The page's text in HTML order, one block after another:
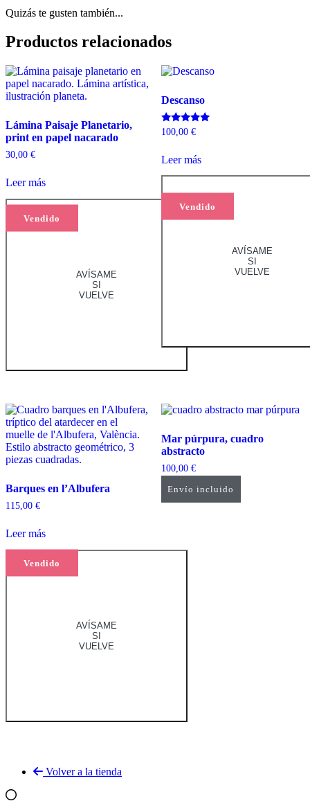
Quizás te gusten también...
Productos relacionados
Vendido
Lámina Paisaje Planetario,
print en papel nacarado
30,00 €
Leer más
AVÍSAME
SI
VUELVE
Vendido
Descanso
Valorado
de 5
100,00 €
Leer más
AVÍSAME
SI
VUELVE
Vendido
Barques en l’Albufera
115,00 €
Leer más
AVÍSAME
SI
VUELVE
Envío incluido
Mar púrpura, cuadro
abstracto
100,00 €
Añadir al carrito
Volver a la tienda